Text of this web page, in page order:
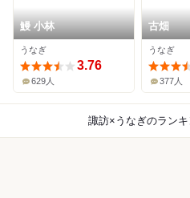
鰻 小林
うなぎ
3.76
629人
古畑
うなぎ
377人
諏訪×うなぎのラン